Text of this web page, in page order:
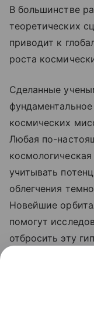
В большинстве
теоретических
приводит к
роста
Сделанные
космических
Любая по-
учитывать
облегчения
Новейшие
помогут
отбросить эту
предположению